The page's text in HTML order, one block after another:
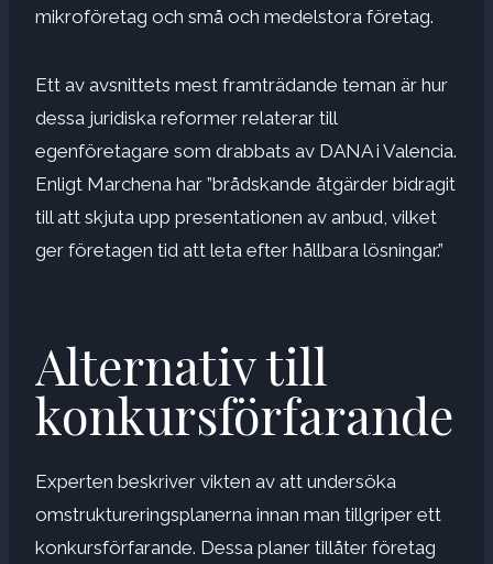
mikroföretag och små och medelstora företag.
Ett av avsnittets mest framträdande teman är hur
dessa juridiska reformer relaterar till
egenföretagare som drabbats av DANA i Valencia.
Enligt Marchena har ”brådskande åtgärder bidragit
till att skjuta upp presentationen av anbud, vilket
ger företagen tid att leta efter hållbara lösningar.”
Alternativ till
konkursförfarande
Experten beskriver vikten av att undersöka
omstruktureringsplanerna innan man tillgriper ett
konkursförfarande. Dessa planer tillåter företag